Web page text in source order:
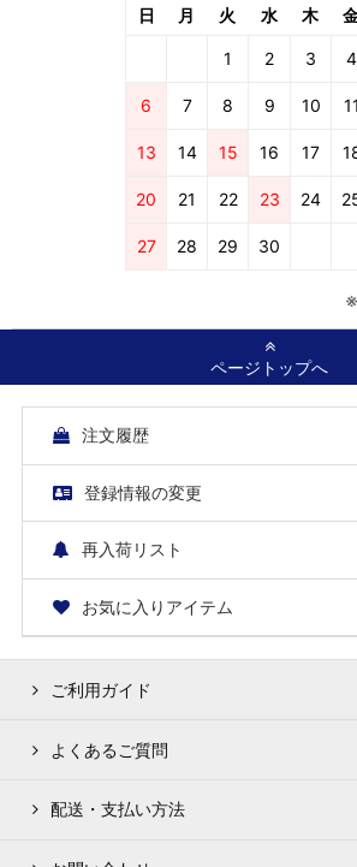
日 月 火 水 木
1 2 3 4
6 7 8 9 10 11
13 14 15 16 17
20 21 22 23 24
27 28 29 30
ページトップへ
注文履歴
登録情報の変更
再入荷リスト
お気に入りアイテム
ご利用ガイド
よくあるご質問
配送・支払い方法